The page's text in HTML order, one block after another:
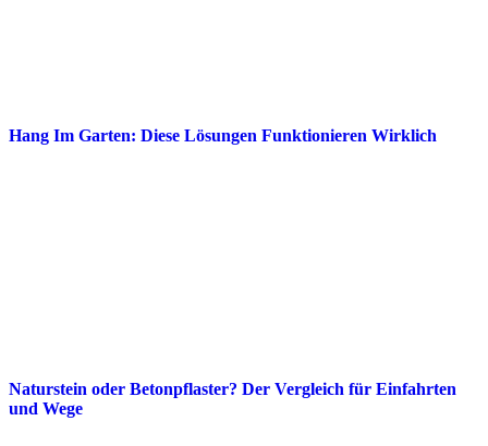
Hang Im Garten: Diese Lösungen Funktionieren Wirklich
Naturstein oder Betonpflaster? Der Vergleich für Einfahrten
und Wege